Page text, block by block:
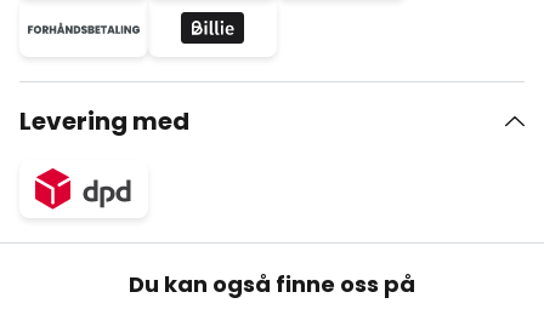
Levering med
Du kan også finne oss på